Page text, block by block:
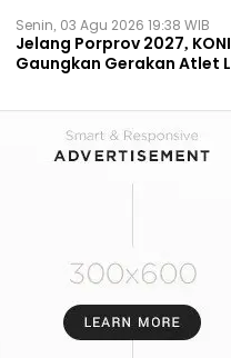
Senin, 03 Agu 2026 19:38 WIB
Jelang Porprov 2027,
Gaungkan Gerakan Atlet